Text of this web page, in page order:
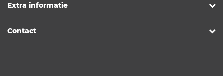
Extra informatie
Contact